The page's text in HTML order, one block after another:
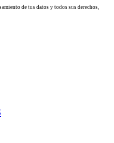
de tus datos y todos sus derechos,